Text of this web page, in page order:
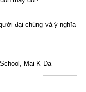
đại chúng và ý nghĩa
Mai K Đa